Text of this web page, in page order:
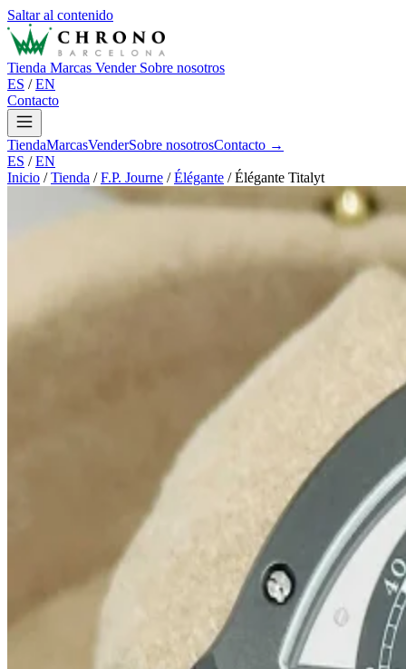
Saltar al contenido
Tienda Marcas Vender Sobre nosotros
ES / EN
Contacto
TiendaMarcasVenderSobre nosotrosContacto →
ES / EN
Inicio / Tienda / F.P. Journe / Élégante / Élégante Titalyt